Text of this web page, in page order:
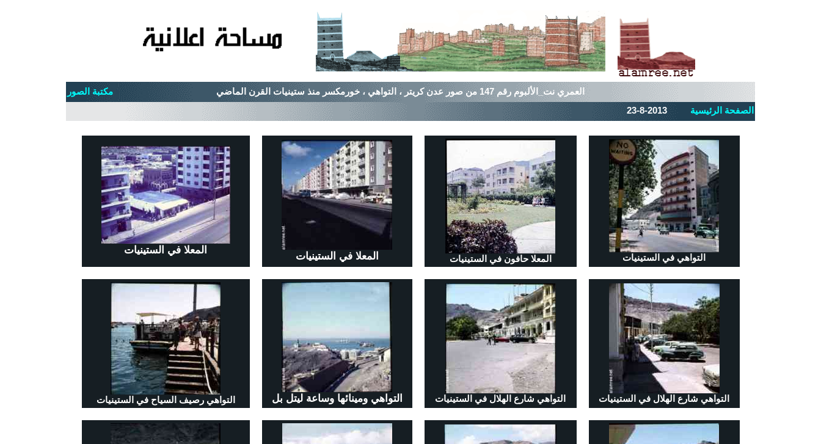
مكتبة الصور
العمري نت_الألبوم رقم 147 من صور عدن كريتر ، التواهي ، خورمكسر منذ ستينيات القرن الماضي
23-8-2013
الصفحة الرئيسية
المعلا في الستينيات المعلا في الستينيات المعلا حافون في الستينيات التواهي في الستينيات
التواهي رصيف السياح في الستينيات التواهي ومينائها وساعة ليتل بل التواهي شارع الهلال في الستينيات التواهي شارع الهلال في الستينيات